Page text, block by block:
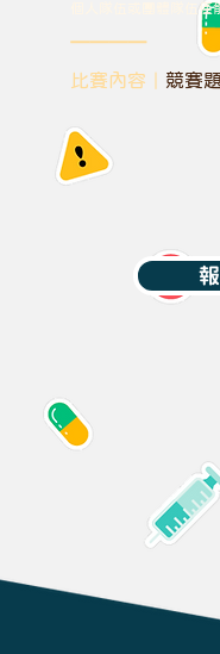
個人隊伍或團體隊伍僅
比賽內容｜ 競賽